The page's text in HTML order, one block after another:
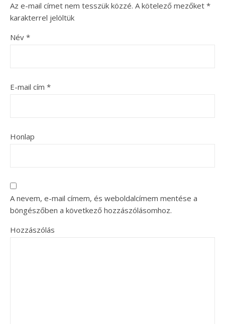
Az e-mail címet nem tesszük közzé. A kötelező mezőket *
karakterrel jelöltük
Név *
E-mail cím *
Honlap
A nevem, e-mail címem, és weboldalcímem mentése a
böngészőben a következő hozzászólásomhoz.
Hozzászólás